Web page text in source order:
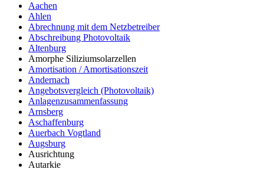
Aachen
Ahlen
Abrechnung mit dem Netzbetreiber
Abschreibung Photovoltaik
Altenburg
Amorphe Siliziumsolarzellen
Amortisation / Amortisationszeit
Andernach
Angebotsvergleich (Photovoltaik)
Anlagenzusammenfassung
Arnsberg
Aschaffenburg
Auerbach Vogtland
Augsburg
Ausrichtung
Autarkie